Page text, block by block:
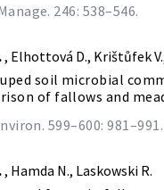
246: 538–546.
, Elhottová D., Krištůfek
soil microbial
of fallows and
599–600: 981–991.
, Hamda N., Laskowski R.